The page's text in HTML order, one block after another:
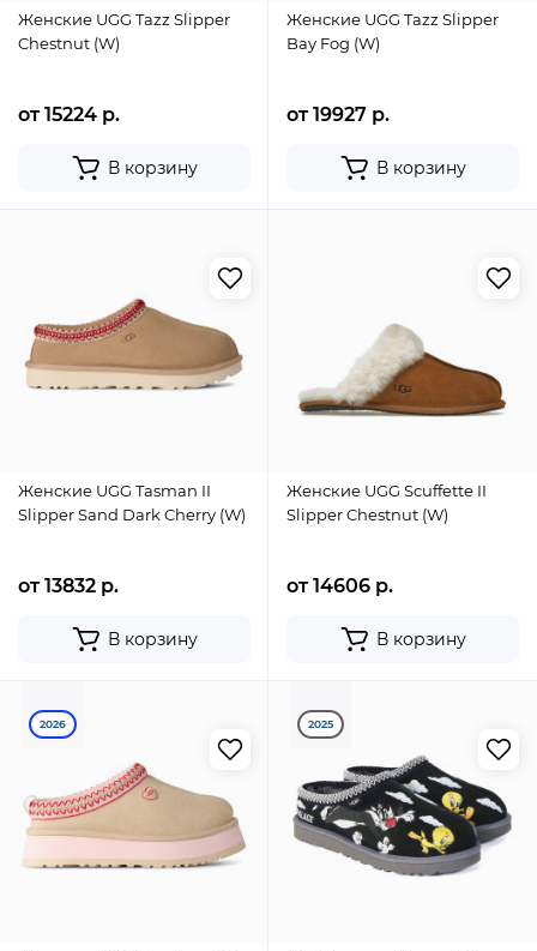
Женские UGG Tazz Slipper
Chestnut (W)
от 15224 р.
В корзину
Женские UGG Tazz Slipper
Bay Fog (W)
от 19927 р.
В корзину
Женские UGG Tasman II
Slipper Sand Dark Cherry (W)
от 13832 р.
В корзину
Женские UGG Scuffette II
Slipper Chestnut (W)
от 14606 р.
В корзину
2026 2025